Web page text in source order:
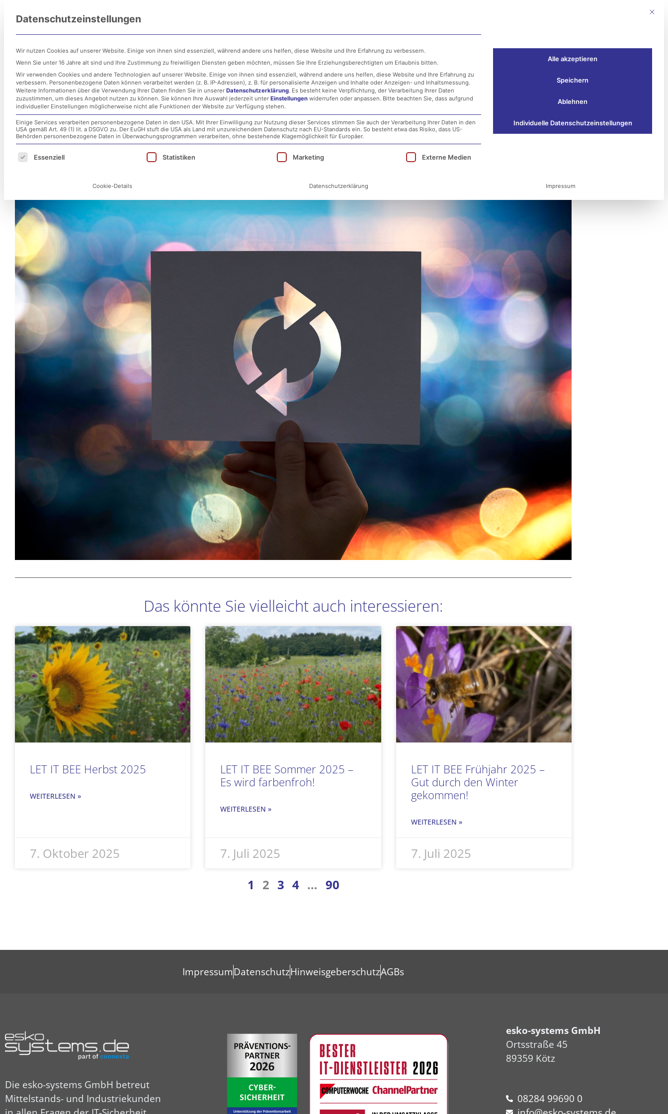
Inhalt
springen
Unternehmen MSP IT-Security Infrastructure Events
Microsoft Patchday August 2019 – RDP-Sicherheitslücken
Das könnte Sie vielleicht auch interessieren:
LET IT BEE Herbst 2025
WEITERLESEN »
7. Oktober 2025
LET IT BEE Sommer 2025 –
Es wird farbenfroh!
WEITERLESEN »
7. Juli 2025
LET IT BEE Frühjahr 2025 –
Gut durch den Winter
gekommen!
WEITERLESEN »
7. Juli 2025
Seite
1
Seite
2
Seite
3
Seite
4 …
Seite
90
ImpressumDatenschutzHinweisgeberschutzAGBs
Die esko-systems GmbH betreut
Mittelstands- und Industriekunden
esko-systems GmbH
Ortsstraße 45
89359 Kötz
08284 99690 0
Mit
Datenschutzeinstellungen
Wir nutzen Cookies auf unserer Website. Einige von ihnen sind essenziell, während andere uns helfen, diese Website und Ihre Erfahrung zu verbessern.
Wenn Sie unter 16 Jahre alt sind und Ihre Zustimmung zu freiwilligen Diensten geben möchten, müssen Sie Ihre Erziehungsberechtigten um Erlaubnis bitten.
Wir verwenden Cookies und andere Technologien auf unserer Website. Einige von ihnen sind essenziell, während andere uns helfen, diese Website und Ihre Erfahrung zu
verbessern. Personenbezogene Daten können verarbeitet werden (z. B. IP-Adressen), z. B. für personalisierte Anzeigen und Inhalte oder Anzeigen- und Inhaltsmessung.
Weitere Informationen über die Verwendung Ihrer Daten finden Sie in unserer Datenschutzerklärung. Es besteht keine Verpflichtung, der Verarbeitung Ihrer Daten
zuzustimmen, um dieses Angebot nutzen zu können. Sie können Ihre Auswahl jederzeit unter Einstellungen widerrufen oder anpassen. Bitte beachten Sie, dass aufgrund
individueller Einstellungen möglicherweise nicht alle Funktionen der Website zur Verfügung stehen.
Einige Services verarbeiten personenbezogene Daten in den USA. Mit Ihrer Einwilligung zur Nutzung dieser Services stimmen Sie auch der Verarbeitung Ihrer Daten in den
USA gemäß Art. 49 (1) lit. a DSGVO zu. Der EuGH stuft die USA als Land mit unzureichendem Datenschutz nach EU-Standards ein. So besteht etwa das Risiko, dass US-
Behörden personenbezogene Daten in Überwachungsprogrammen verarbeiten, ohne bestehende Klagemöglichkeit für Europäer.
Es folgt eine Liste der Service-Gruppen, für die eine Einwilligung erteilt werden kann. Die erste Service-Gruppe ist essenziell und kann nicht
Essenziell Statistiken Marketing Externe Medien
Alle akzeptieren
Speichern
Ablehnen
Individuelle Datenschutzeinstellungen
Cookie-Details Datenschutzerklärung Impressum